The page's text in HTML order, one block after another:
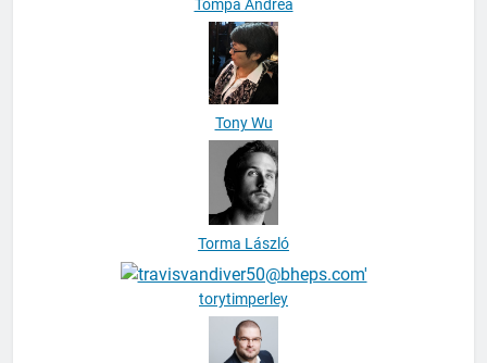
Tony Wu
Torma László
torytimperley